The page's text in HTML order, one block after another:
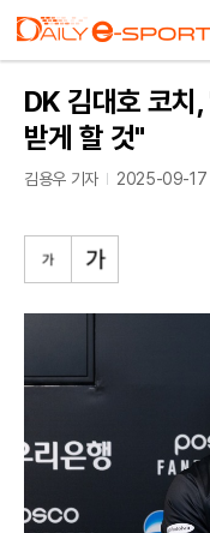
DK 김대호 코치
받게 할 것"
김용우 기자 2025-09-17